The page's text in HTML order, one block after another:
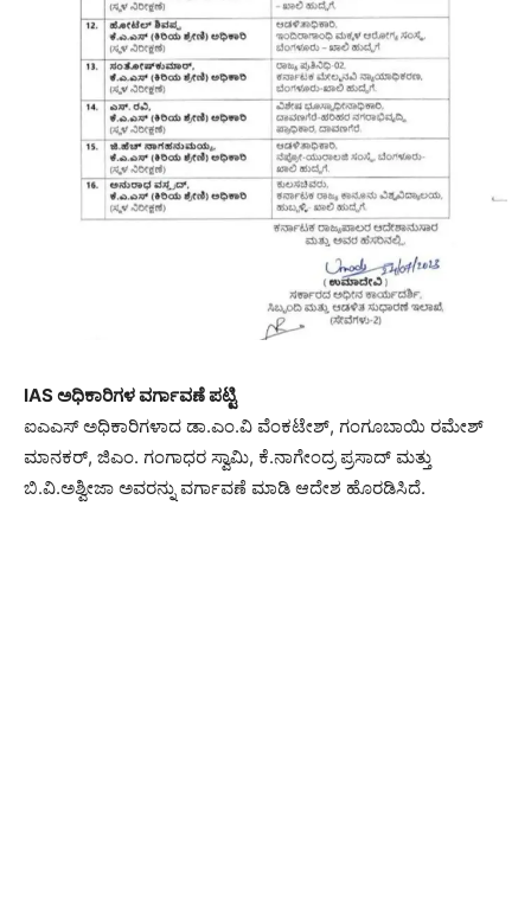
IAS ಅಧಿಕಾರಿಗಳ ವರ್ಗಾವಣೆ ಪಟ್ಟಿ
ಐಎಎಸ್ ಅಧಿಕಾರಿಗಳಾದ ಡಾ.ಎಂ.ವಿ ವೆಂಕಟೇಶ್, ಗಂಗೂಬಾಯಿ ರಮೇಶ್
ಮಾನಕರ್, ಜಿಎಂ. ಗಂಗಾಧರ ಸ್ವಾಮಿ, ಕೆ.ನಾಗೇಂದ್ರ ಪ್ರಸಾದ್ ಮತ್ತು
ಬಿ.ವಿ.ಅಶ್ವೀಜಾ ಅವರನ್ನು ವರ್ಗಾವಣೆ ಮಾಡಿ ಆದೇಶ ಹೊರಡಿಸಿದೆ.